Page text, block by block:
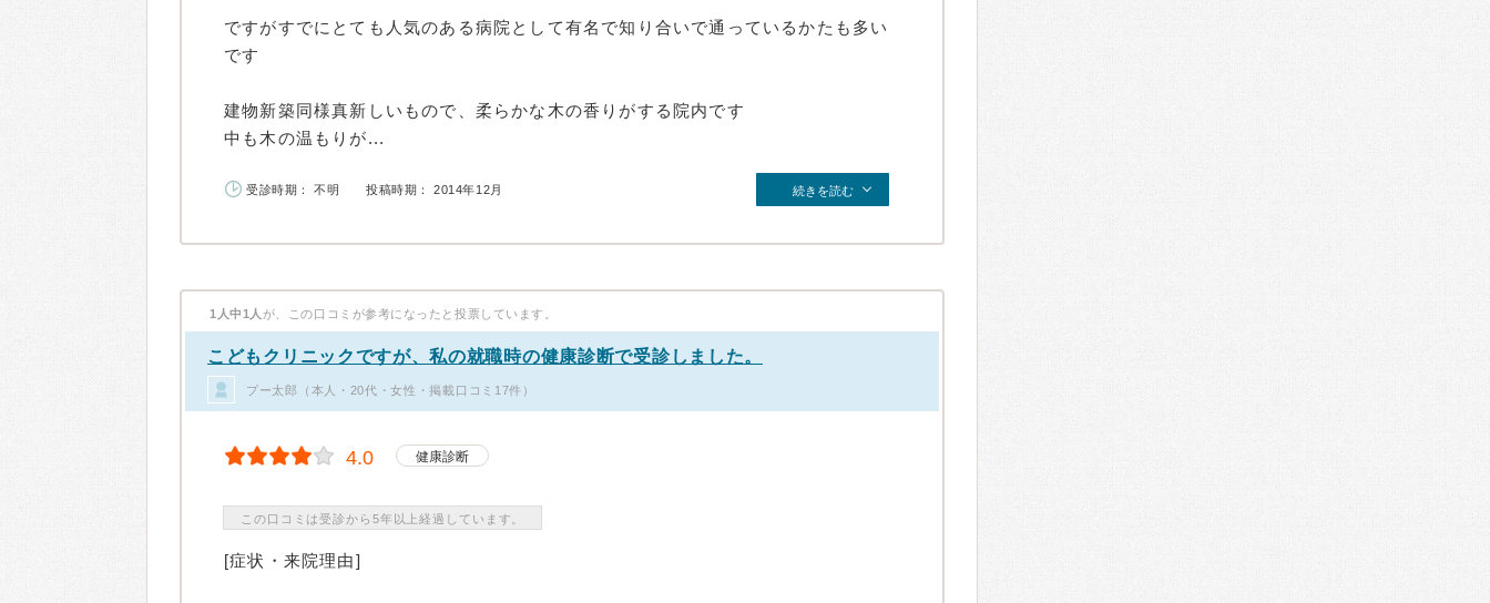
ですがすでにとても人気のある病院として有名で知り合いで通っているかたも多い
です
建物新築同様真新しいもので、柔らかな木の香りがする院内です
中も木の温もりが...
受診時期： 不明 投稿時期： 2014年12月 続きを読む
1人中1人 が、この口コミが参考になったと投票しています。
こどもクリニックですが、私の就職時の健康診断で受診しました。
プー太郎（本人・20代・女性・掲載口コミ17件）
4.0 健康診断
この口コミは受診から5年以上経過しています。
[症状・来院理由]